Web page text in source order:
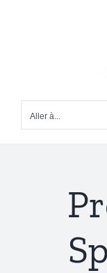
Aller à...